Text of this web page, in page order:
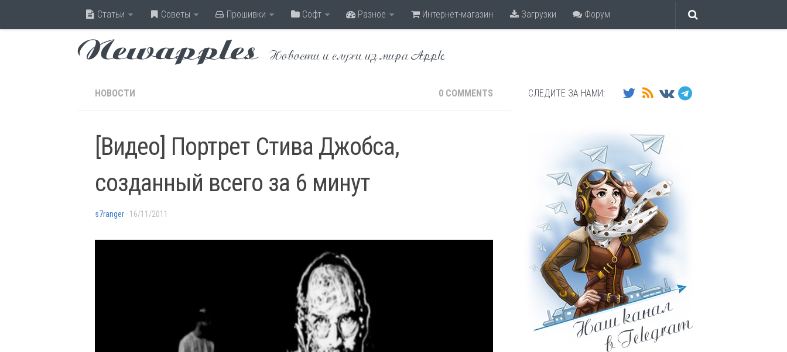
Статьи Советы Прошивки Софт Разное Интернет-магазин Загрузки Форум
Newapples Новости и слухи из мира Apple
НОВОСТИ 0 COMMENTS
[Видео] Портрет Стива Джобса,
созданный всего за 6 минут
s7ranger · 16/11/2011
СЛЕДИТЕ ЗА НАМИ: